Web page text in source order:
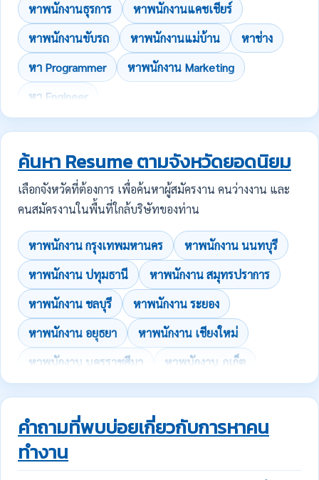
หาพนักงานธุรการ
หาพนักงานแคชเชียร์
หาพนักงานขับรถ
หาพนักงานแม่บ้าน
หาช่าง
หา Programmer
หาพนักงาน Marketing
หา Engineer
ค้นหา Resume ตามจังหวัดยอดนิยม
เลือกจังหวัดที่ต้องการ เพื่อค้นหาผู้สมัครงาน คนว่างงาน และ
คนสมัครงานในพื้นที่ใกล้บริษัทของท่าน
หาพนักงาน กรุงเทพมหานคร
หาพนักงาน นนทบุรี
หาพนักงาน ปทุมธานี
หาพนักงาน สมุทรปราการ
หาพนักงาน ชลบุรี
หาพนักงาน ระยอง
หาพนักงาน อยุธยา
หาพนักงาน เชียงใหม่
หาพนักงาน นครราชสีมา
หาพนักงาน ภูเก็ต
คำถามที่พบบ่อยเกี่ยวกับการหาคน
ทำงาน